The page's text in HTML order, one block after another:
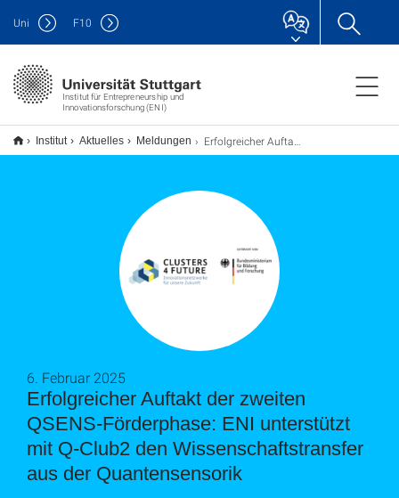
Institut für Entrepreneurship und
Innovationsforschung (ENI)
Uni F10
Institut Aktuelles Meldungen Erfolgreicher Auftakt der zweiten QSENS-Förderphase: ENI unterstützt mit Q-Club2 den Wissenschaftstransfer aus der Quantensensorik
Erfolgreicher Auftakt der zweiten
QSENS-Förderphase: ENI unterstützt
mit Q-Club2 den Wissenschaftstransfer
aus der Quantensensorik
6. Februar 2025